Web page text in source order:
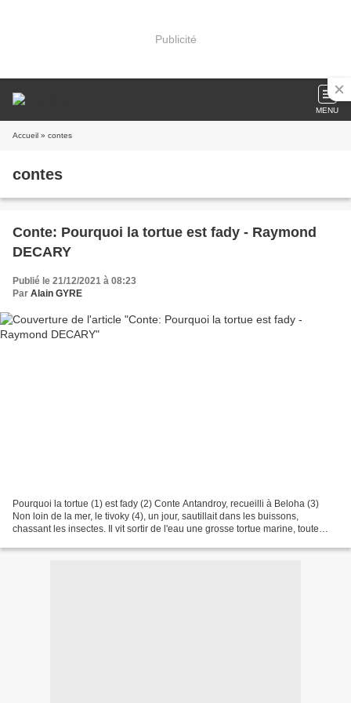
Publicité
MENU
Accueil » contes
contes
Conte: Pourquoi la tortue est fady - Raymond
DECARY
Publié le 21/12/2021 à 08:23
Par Alain GYRE
Pourquoi la tortue (1) est fady (2) Conte Antandroy, recueilli à Beloha (3)
Non loin de la mer, le tivoky (4), un jour, sautillait dans les buissons,
chassant les insectes. Il vit sortir de l'eau une grosse tortue marine, toute